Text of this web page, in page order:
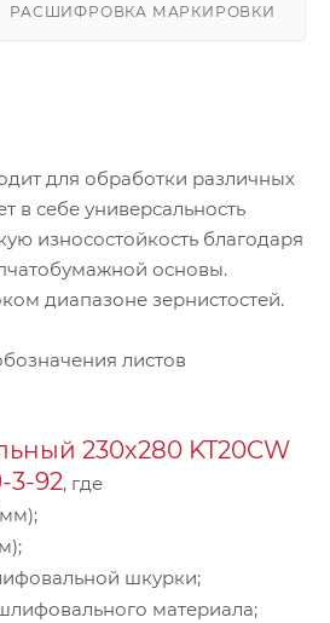
РАСШИФРОВКА МАРКИРОВКИ
для обработки различных
в себе универсальность
износостойкость благодаря
основы.
диапазоне зернистостей.
листов
230х280 KT20CW
3-92, где
шкурки;
материала;